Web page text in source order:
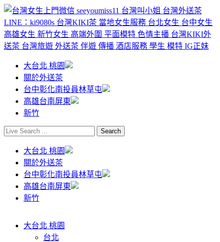
大台北 桃園
關於外送茶
台中彰化南投員林草屯
高雄台南屏東
新竹
大台北 桃園
關於外送茶
台中彰化南投員林草屯
高雄台南屏東
新竹
大台北 桃園
台北